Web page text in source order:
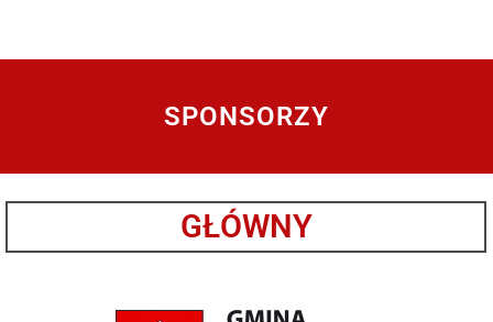
SPONSORZY
GŁÓWNY